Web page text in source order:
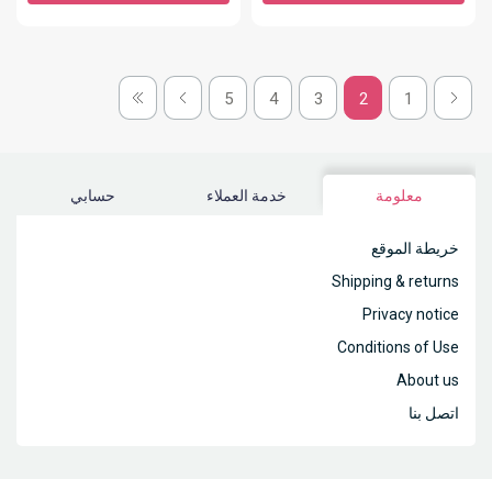
1
2
3
4
5
معلومة خدمة العملاء حسابي
خريطة الموقع
Shipping & returns
Privacy notice
Conditions of Use
About us
اتصل بنا